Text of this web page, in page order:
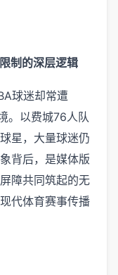
制的深层逻辑
球迷却常遭
。以费城76人队
星，大量球迷仍
背后，是媒体版
障共同筑起的无
代体育赛事传播